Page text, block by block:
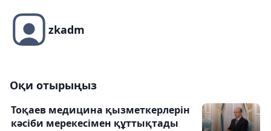
zkadm
Оқи отырыңыз
Тоқаев медицина қызметкерлерін
кәсіби мерекесімен құттықтады